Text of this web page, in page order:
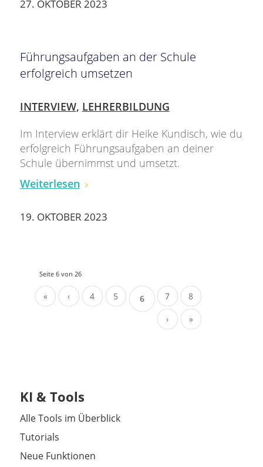
27. OKTOBER 2023
Führungsaufgaben an der Schule
erfolgreich umsetzen
INTERVIEW, LEHRERBILDUNG
Im Interview erklärt dir Heike Kundisch, wie du
erfolgreich Führungsaufgaben an deiner
Schule übernimmst und umsetzt.
Weiterlesen
19. OKTOBER 2023
Seite 6 von 26
« ‹ 4 5 6 7 8
› »
KI & Tools
Alle Tools im Überblick
Tutorials
Neue Funktionen